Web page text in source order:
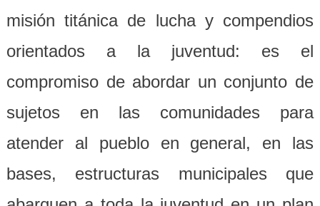
misión titánica de lucha y compendios
orientados a la juventud: es el
compromiso de abordar un conjunto de
sujetos en las comunidades para
atender al pueblo en general, en las
bases, estructuras municipales que